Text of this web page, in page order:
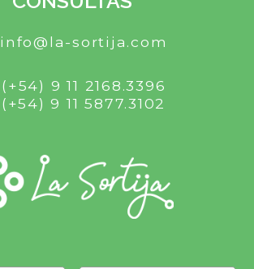
info@la-sortija.com
(+54) 9 11 2168.3396
(+54) 9 11 5877.3102